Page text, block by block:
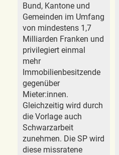
Bund, Kantone und
Gemeinden im Umfang
von mindestens 1,7
Milliarden Franken und
privilegiert einmal
mehr
Immobilienbesitzende
gegenüber
Mieter:innen.
Gleichzeitig wird durch
die Vorlage auch
Schwarzarbeit
zunehmen. Die SP wird
diese missratene